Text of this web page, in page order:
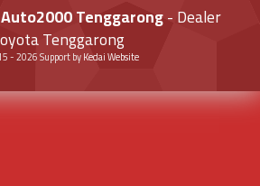
Tenggarong- Dealer
Tenggarong
-2026Support byKedai Website